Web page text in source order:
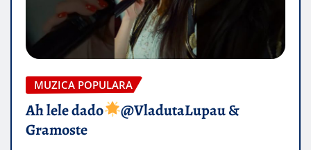
MUZICA POPULARA
Ah lele dado​
@VladutaLupau &
Gramoste